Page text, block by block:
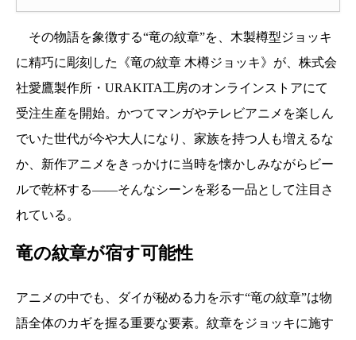
その物語を象徴する“竜の紋章”を、木製樽型ジョッキ
に精巧に彫刻した《竜の紋章 木樽ジョッキ》が、株式会
社愛鷹製作所・URAKITA工房のオンラインストアにて
受注生産を開始。かつてマンガやテレビアニメを楽しん
でいた世代が今や大人になり、家族を持つ人も増えるな
か、新作アニメをきっかけに当時を懐かしみながらビー
ルで乾杯する——そんなシーンを彩る一品として注目さ
れている。
竜の紋章が宿す可能性
アニメの中でも、ダイが秘める力を示す“竜の紋章”は物
語全体のカギを握る重要な要素。紋章をジョッキに施す